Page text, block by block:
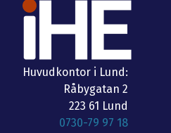
Huvudkontor i Lund:
Råbygatan 2
223 61 Lund
0730-79 97 18